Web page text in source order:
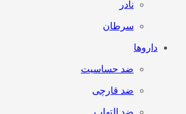
نادر
سرطان
داروها
ضد حساسیت
ضد قارچی